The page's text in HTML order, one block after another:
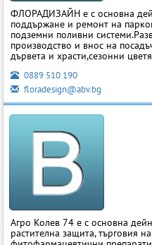
ФЛОРАДИЗАЙН е с основна
поддържане и ремонт на
подземни поливни
производство и внос на
дървета и храсти,сезонни
0889 510 190
floradesign@abv.bg
Агро Колев 74 е с основна
растителна защита, търговия